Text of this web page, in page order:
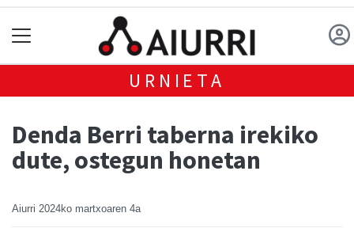
URNIETA
Denda Berri taberna irekiko
dute, ostegun honetan
Aiurri 2024ko martxoaren 4a